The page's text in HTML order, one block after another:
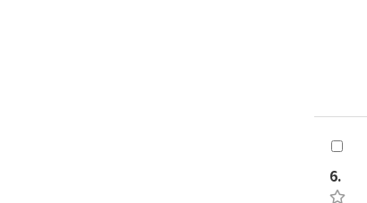
6.